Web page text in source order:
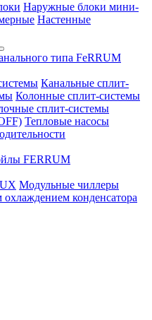
Наружные блоки мини-
Настенные
типа FeRRUM
Канальные сплит-
Колонные сплит-системы
сплит-системы
Тепловые насосы
FERRUM
Модульные чиллеры
конденсатора